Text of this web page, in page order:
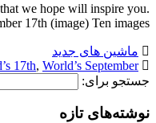
we hope will inspire you.
17th (image) Ten images […]
ماشین های جدید
17th, World’s September
جستجو برای:
نوشته‌های تازه